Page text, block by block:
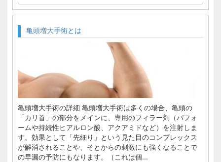
亀頭増大手術とは
亀頭増大手術の詳細 亀頭増大手術は多くの場合、亀頭の
「カリ首」の部分をメインに、専用のフィラー剤（パフォ
ームや持続性ヒアルロン酸、アクアミドなど）を注射しま
す。効果として「先細り」という見た目のコンプレックス
が解消されることや、そとからの刺激にも強くなることで
の早漏の予防にもなります。（これは個...